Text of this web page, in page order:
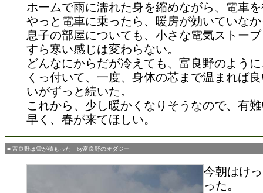
ホームで雨に濡れた身を縮めながら、電車
やっと電車に乗ったら、暖房が効いていな
息子の部屋についても、小さな電気ストー
すら寒い感じは変わらない。
どんなにからだが冷えても、富良野のよう
くっ付いて、一度、身体の芯まで温まれば
いがずっと続いた。
これから、少し暖かくなりそうなので、有
早く、春が来てほしい。
■ 富良野は雪が積もった by富良野のオダジー
今朝はけ
った。